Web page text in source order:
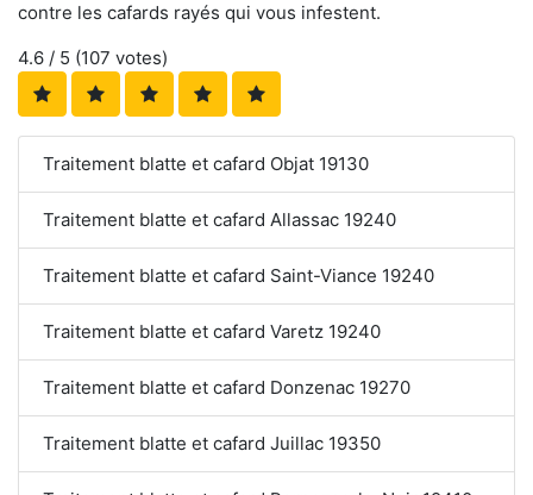
contre les cafards rayés qui vous infestent.
4.6 / 5 (107 votes)
Traitement blatte et cafard Objat 19130
Traitement blatte et cafard Allassac 19240
Traitement blatte et cafard Saint-Viance 19240
Traitement blatte et cafard Varetz 19240
Traitement blatte et cafard Donzenac 19270
Traitement blatte et cafard Juillac 19350